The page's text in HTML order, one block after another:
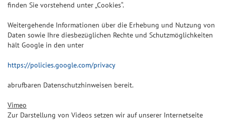
finden Sie vorstehend unter „Cookies“.
Weitergehende Informationen über die Erhebung und Nutzung von
Daten sowie Ihre diesbezüglichen Rechte und Schutzmöglichkeiten
hält Google in den unter
https://policies.google.com/privacy
abrufbaren Datenschutzhinweisen bereit.
Vimeo
Zur Darstellung von Videos setzen wir auf unserer Internetseite